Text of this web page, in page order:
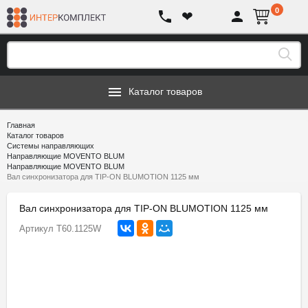
❤ 0
Каталог товаров
Главная
Каталог товаров
Системы направляющих
Направляющие MOVENTO BLUM
Направляющие MOVENTO BLUM
Вал синхронизатора для TIP-ON BLUMOTION 1125 мм
Вал синхронизатора для TIP-ON BLUMOTION 1125 мм
Артикул T60.1125W